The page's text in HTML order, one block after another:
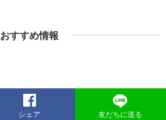
おすすめ情報
シェア 友だちに送る